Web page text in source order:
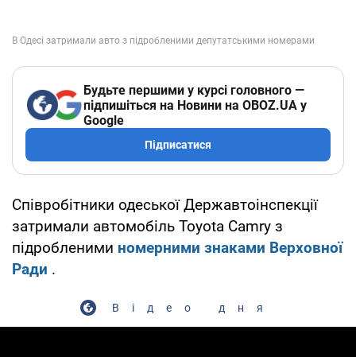
Будьте першими у курсі головного —
підпишіться на Новини на OBOZ.UA у
Google
Підписатися
Співробітники одеської Державтоінспекції
затримали автомобіль Toyota Camry з
підробленими номерними знаками Верховної
Ради .
Відео дня